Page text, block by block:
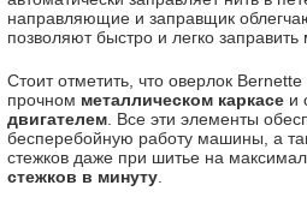
направляющие и заправщик
позволяют быстро и легко заправить
Стоит отметить, что оверлок
прочном металлическом каркасе и
двигателем . Все эти элементы
бесперебойную работу машины, а
стежков даже при шитье на
стежков в минуту